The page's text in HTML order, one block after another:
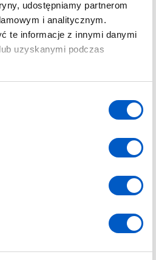
udostępniamy partnerom
i analitycznym.
te informacje z innymi danymi
uzyskanymi podczas
4200 ZŁ